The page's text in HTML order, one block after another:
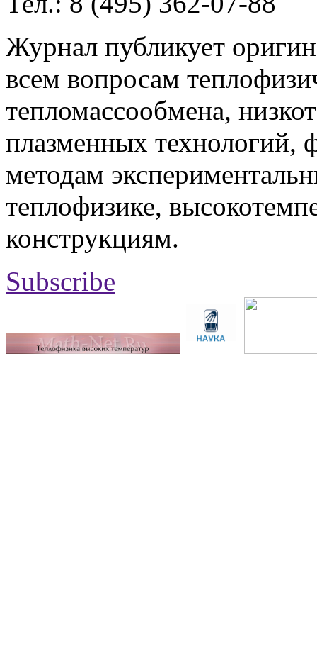
Журнал публикует
всем вопросам
тепломассообмена,
плазменных технологий,
методам
теплофизике,
конструкциям.
Subscribe